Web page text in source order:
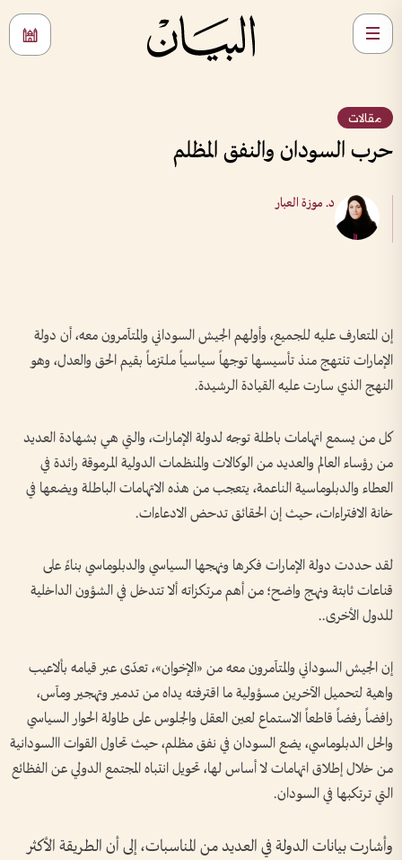
مقالات
حرب السودان والنفق المظلم
د. موزة العبار
إن المتعارف عليه للجميع، وأولهم الجيش السوداني والمتآمرون معه، أن دولة
الإمارات تنتهج منذ تأسيسها توجهاً سياسياً ملتزماً بقيم الحق والعدل، وهو
النهج الذي سارت عليه القيادة الرشيدة.
كل من يسمع اتهامات باطلة توجه لدولة الإمارات، والتي هي بشهادة العديد
من رؤساء العالم والعديد من الوكالات والمنظمات الدولية المرموقة رائدة في
العطاء والدبلوماسية الناعمة، يتعجب من هذه الاتهامات الباطلة ويضعها في
خانة الافتراءات، حيث إن الحقائق تدحض الادعاءات.
لقد حددت دولة الإمارات فكرها ونهجها السياسي والدبلوماسي بناءً على
قناعات ثابتة ونهج واضح؛ من أهم مرتكزاته ألا تتدخل في الشؤون الداخلية
للدول الأخرى..
إن الجيش السوداني والمتآمرون معه من «الإخوان»، تعدّى عبر قيامه بألاعيب
واهية لتحميل الآخرين مسؤولية ما اقترفته يداه من تدمير وتهجير ومآس،
رافضاً رفضاً قاطعاً الاستماع لعين العقل والجلوس على طاولة الحوار السياسي
والحل الدبلوماسي، يضع السودان في نفق مظلم، حيث تحاول القوات االسودانية
من خلال إطلاق اتهامات لا أساس لها، تحويل انتباه المجتمع الدولي عن الفظائع
التي ترتكبها في السودان.
وأشارت بيانات الدولة في العديد من المناسبات، إلى أن الطريقة الأكثر